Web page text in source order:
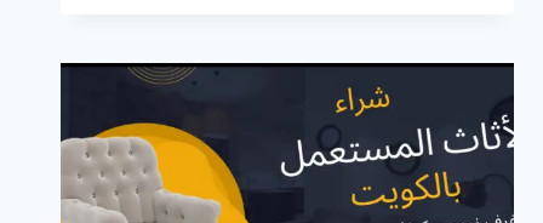
الكويت:
افضل
الاسعار:
اتصل
الان
60484543